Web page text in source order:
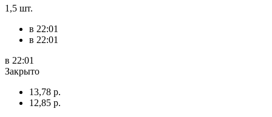
1,5 шт.
в 22:01
в 22:01
в 22:01
Закрыто
13,78 р.
12,85 р.